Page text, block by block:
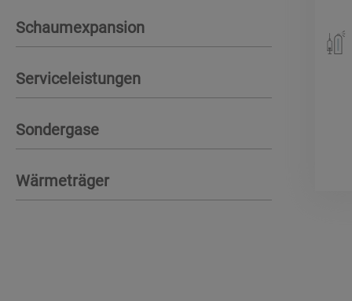
Schaumexpansion
Serviceleistungen
Sondergase
Wärmeträger